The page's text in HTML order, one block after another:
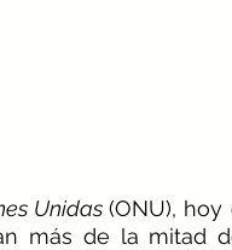
Unidas
más de la mitad